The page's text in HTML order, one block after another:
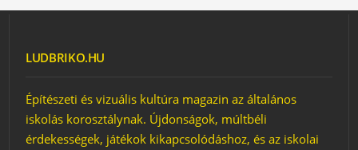
LUDBRIKO.HU
Építészeti és vizuális kultúra magazin az általános
iskolás korosztálynak. Újdonságok, múltbéli
érdekességek, játékok kikapcsolódáshoz, és az iskolai